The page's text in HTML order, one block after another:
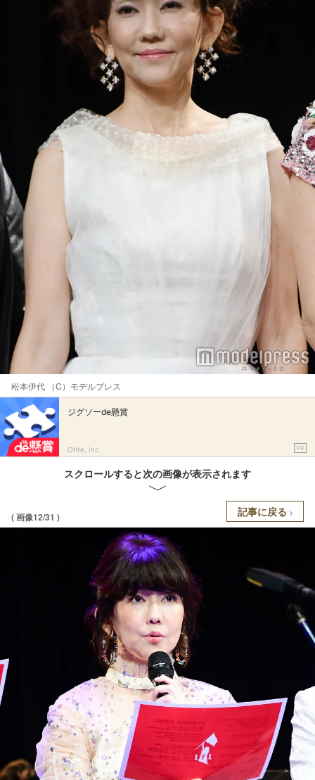
松本伊代 （C）モデルプレス
ジグソーde懸賞
Ohte, Inc. PR
スクロールすると次の画像が表示されます
( 画像12/31 ) 記事に戻る